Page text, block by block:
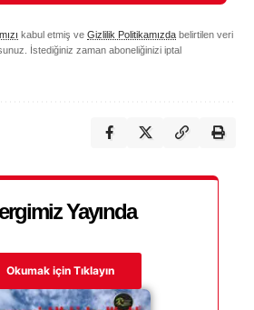
kabul etmiş ve Gizlilik Politikamızda belirtilen veri
İstediğiniz zaman aboneliğinizi iptal
Yayında
Okumak için Tıklayın